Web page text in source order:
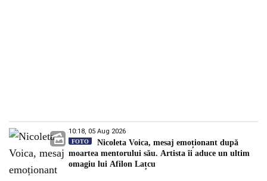
10:18, 05 Aug 2026
FOTO
Nicoleta Voica, mesaj emoționant după
moartea mentorului său. Artista îi aduce un ultim
omagiu lui Afilon Lațcu